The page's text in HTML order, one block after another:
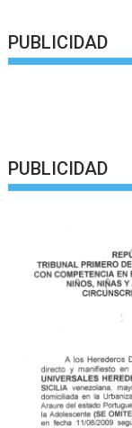
PUBLICIDAD
PUBLICIDAD